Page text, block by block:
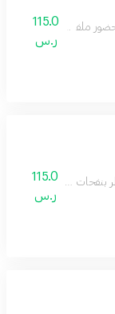
بحضور ملفت وفوحان طاغي
115.0
ر.س
بنفحات اللوز الدافئ
115.0
ر.س